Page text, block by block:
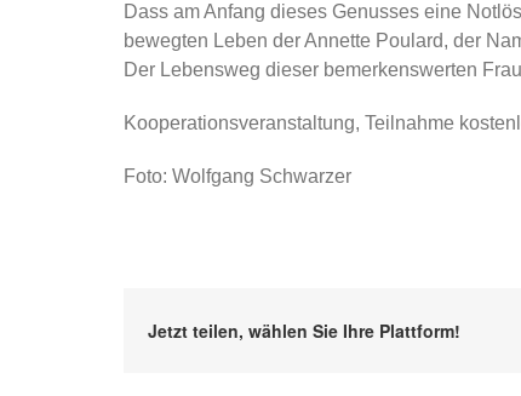
Dass am Anfang dieses Genusses eine
bewegten Leben der Annette Poulard, der
Der Lebensweg dieser bemerkenswerten
Kooperationsveranstaltung, Teilnahme
Foto: Wolfgang Schwarzer
Jetzt teilen, wählen Sie Ihre Plattform!